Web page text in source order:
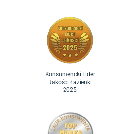
Konsumencki Lider
Jakości Łazienki
2025